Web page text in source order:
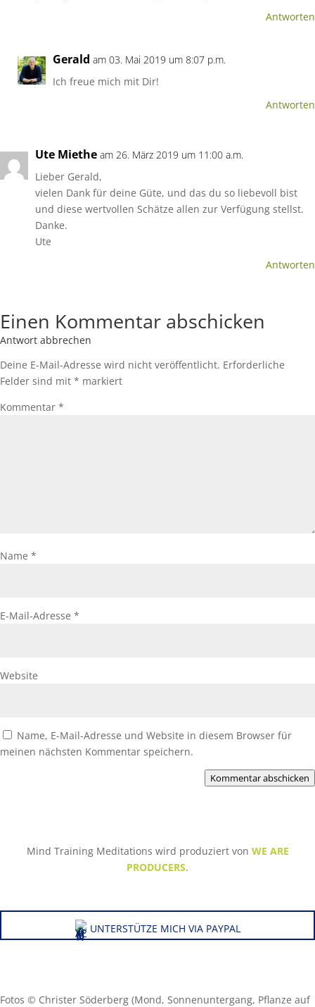
Antworten
Gerald am 03. Mai 2019 um 8:07 p.m.
Ich freue mich mit Dir!
Antworten
Ute Miethe am 26. März 2019 um 11:00 a.m.
Lieber Gerald,
vielen Dank für deine Güte, und das du so liebevoll bist
und diese wertvollen Schätze allen zur Verfügung stellst.
Danke.
Ute
Antworten
Einen Kommentar abschicken
Antwort abbrechen
Deine E-Mail-Adresse wird nicht veröffentlicht. Erforderliche
Felder sind mit * markiert
Kommentar *
Name *
E-Mail-Adresse *
Website
Name, E-Mail-Adresse und Website in diesem Browser für
meinen nächsten Kommentar speichern.
Kommentar abschicken
Mind Training Meditations wird produziert von WE ARE
PRODUCERS.
UNTERSTÜTZE MICH VIA PAYPAL
Fotos © Christer Söderberg (Mond, Sonnenuntergang, Pflanze auf